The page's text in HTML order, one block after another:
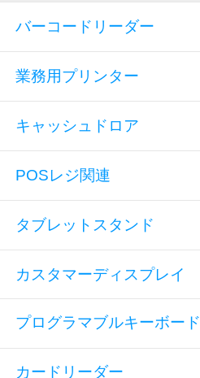
バーコードリーダー
業務用プリンター
キャッシュドロア
POSレジ関連
タブレットスタンド
カスタマーディスプレイ
プログラマブルキーボード
カードリーダー